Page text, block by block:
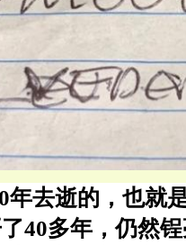
年去逝的，也就
40多年，仍然